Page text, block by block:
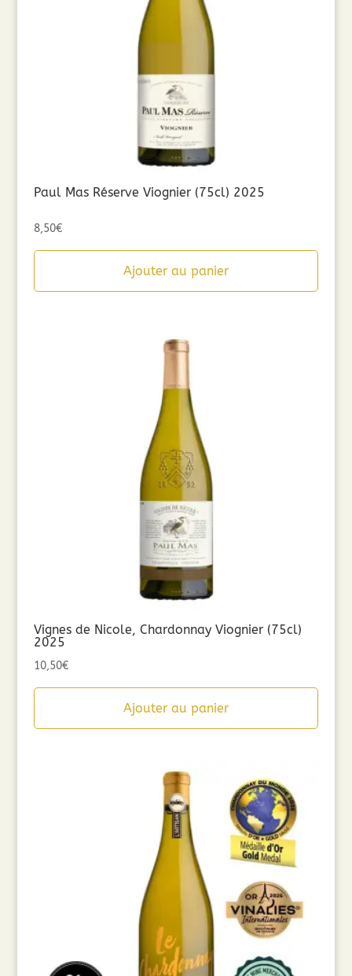
Paul Mas Réserve Viognier (75cl) 2025
8,50€
Ajouter au panier
Vignes de Nicole, Chardonnay Viognier (75cl)
2025
10,50€
Ajouter au panier